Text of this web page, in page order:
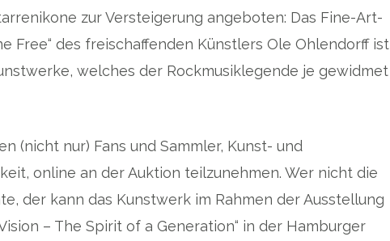
zur Versteigerung angeboten: Das Fine-Art-
Free“ des freischaffenden Künstlers Ole Ohlendorff ist
welches der Rockmusiklegende je gewidmet
(nicht nur) Fans und Sammler, Kunst- und
online an der Auktion teilzunehmen. Wer nicht die
der kann das Kunstwerk im Rahmen der Ausstellung
– The Spirit of a Generation“ in der Hamburger